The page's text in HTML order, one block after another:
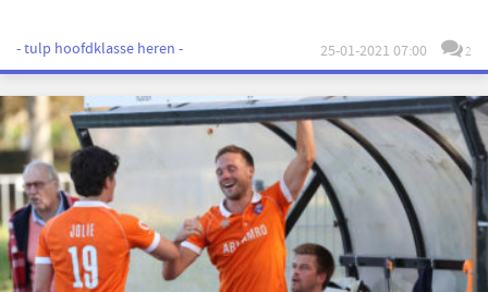
- tulp hoofdklasse heren - 25-01-2021 07:00 2